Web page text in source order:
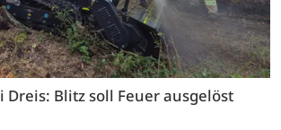
Dreis: Blitz soll Feuer ausgelöst